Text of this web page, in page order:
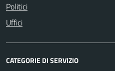
Politici
Uffici
CATEGORIE DI SERVIZIO